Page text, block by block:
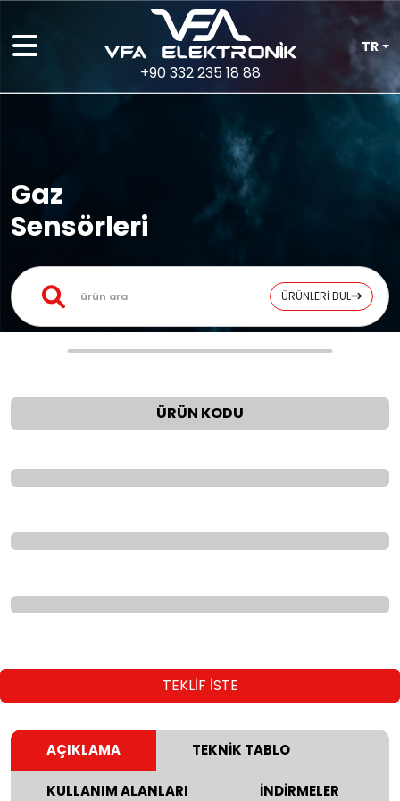
+90 332 235 18 88
TR
Gaz
Sensörleri
ÜRÜNLERİ BUL
ÜRÜN KODU
TEKLİF İSTE
AÇIKLAMA TEKNİK TABLO
KULLANIM ALANLARI İNDİRMELER